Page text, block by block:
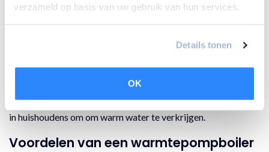
verzameld op basis van uw gebruik van hun services.
Details tonen
OK
staat, en kan het proces opnieuw beginnen.
voor huishoudelijk gebruik. In tegenstelling tot rechtstreeks
zonder rechtstreeks elektriciteit te verbruiken. Dit maakt de
warmtepompboiler een milieuvriendelijke en efficiënte optie
in huishoudens om om warm water te verkrijgen.
Voordelen van een warmtepompboiler